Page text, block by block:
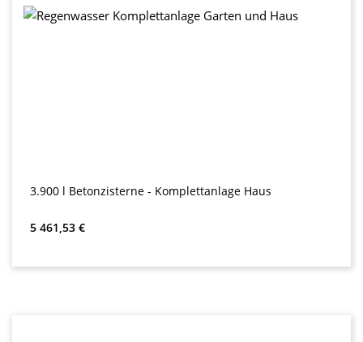
3.900 l Betonzisterne - Komplettanlage Haus
Обычная цена:
5 461,53 €